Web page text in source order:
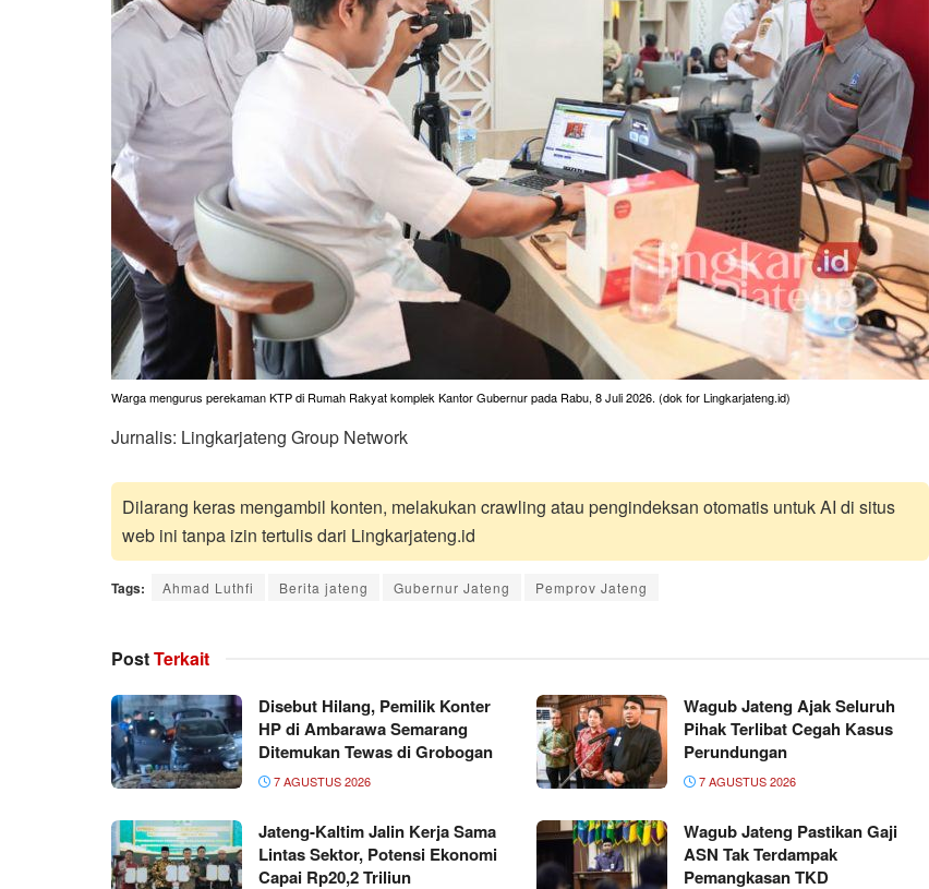
Warga mengurus perekaman KTP di Rumah Rakyat komplek Kantor Gubernur pada Rabu, 8 Juli 2026. (dok for Lingkarjateng.id)
Jurnalis: Lingkarjateng Group Network
Dilarang keras mengambil konten, melakukan crawling atau pengindeksan otomatis untuk AI di situs
web ini tanpa izin tertulis dari Lingkarjateng.id
Tags: Ahmad Luthfi Berita jateng Gubernur Jateng Pemprov Jateng
PostTerkait
Disebut Hilang, Pemilik Konter
HP di Ambarawa Semarang
Ditemukan Tewas di Grobogan
7 AGUSTUS 2026
Wagub Jateng Ajak Seluruh
Pihak Terlibat Cegah Kasus
Perundungan
7 AGUSTUS 2026
Jateng-Kaltim Jalin Kerja Sama
Lintas Sektor, Potensi Ekonomi
Capai Rp20,2 Triliun
Wagub Jateng Pastikan Gaji
ASN Tak Terdampak
Pemangkasan TKD